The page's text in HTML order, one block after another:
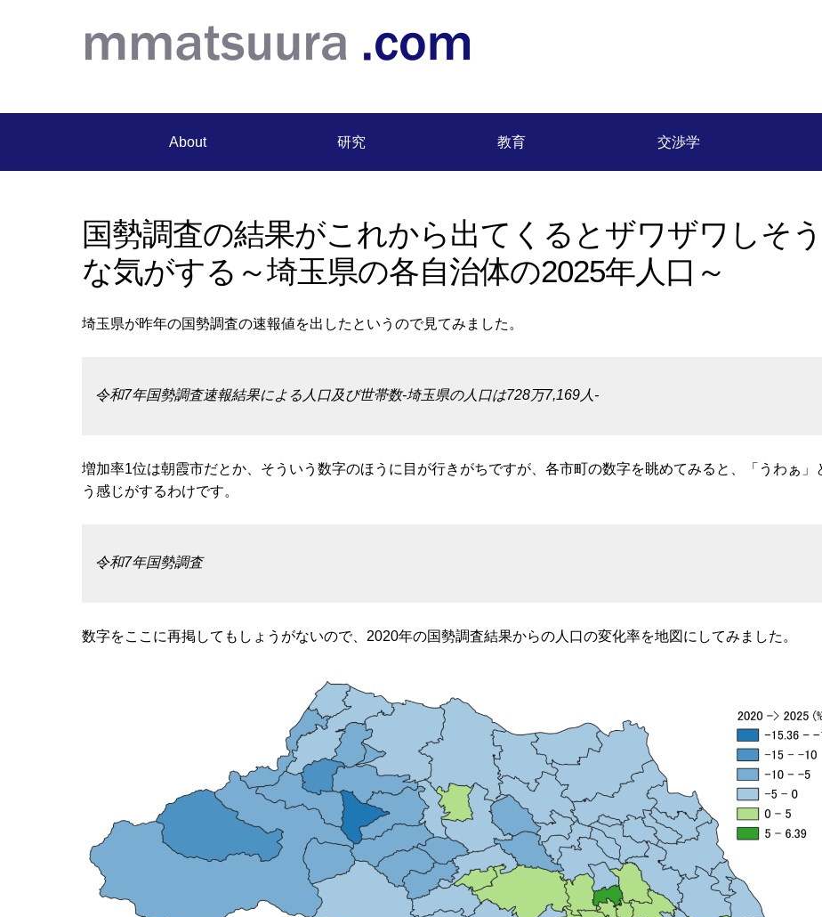
About 研究 教育 交渉学
国勢調査の結果がこれから出てくるとザワザワしそう
な気がする～埼玉県の各自治体の2025年人口～
埼玉県が昨年の国勢調査の速報値を出したというので見てみました。
令和7年国勢調査速報結果による人口及び世帯数-埼玉県の人口は728万7,169人-
増加率1位は朝霞市だとか、そういう数字のほうに目が行きがちですが、各市町の数字を眺めてみると、「うわぁ」
う感じがするわけです。
令和7年国勢調査
数字をここに再掲してもしょうがないので、2020年の国勢調査結果からの人口の変化率を地図にしてみました。